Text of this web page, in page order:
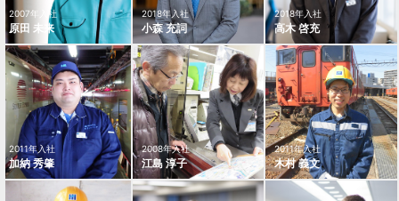
2007年入社
原田 未来
2018年入社
小森 充詞
2018年入社
高木 啓充
2011年入社
加納 秀肇
2008年入社
江島 淳子
2011年入社
木村 義文